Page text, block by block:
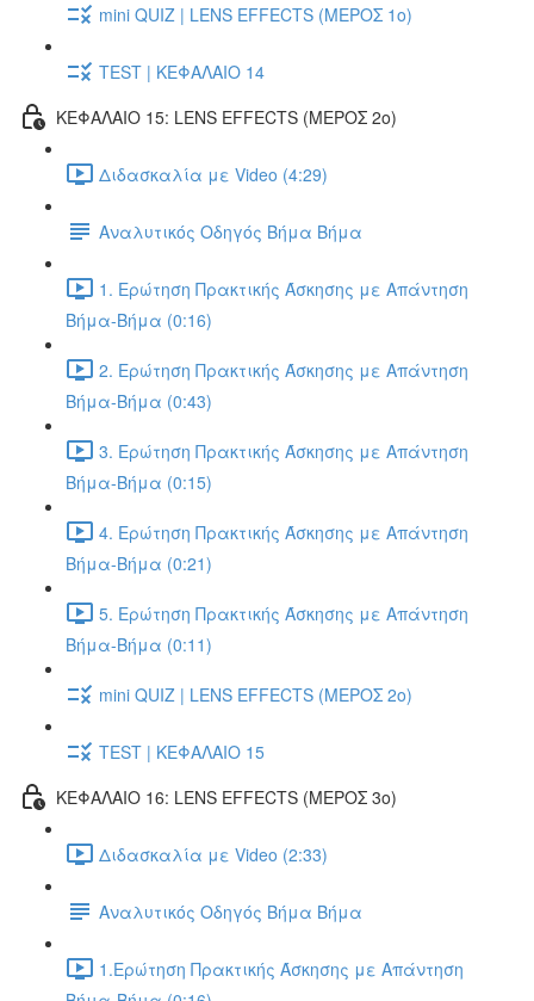
mini QUIZ | LENS EFFECTS (ΜΕΡΟΣ 1ο)
TEST | ΚΕΦΑΛΑΙΟ 14
ΚΕΦΑΛΑΙΟ 15: LENS EFFECTS (ΜΕΡΟΣ 2o)
Διδασκαλία με Video (4:29)
Αναλυτικός Οδηγός Βήμα Βήμα
1. Ερώτηση Πρακτικής Άσκησης με Απάντηση
Βήμα-Βήμα (0:16)
2. Ερώτηση Πρακτικής Άσκησης με Απάντηση
Βήμα-Βήμα (0:43)
3. Ερώτηση Πρακτικής Άσκησης με Απάντηση
Βήμα-Βήμα (0:15)
4. Ερώτηση Πρακτικής Άσκησης με Απάντηση
Βήμα-Βήμα (0:21)
5. Ερώτηση Πρακτικής Άσκησης με Απάντηση
Βήμα-Βήμα (0:11)
mini QUIZ | LENS EFFECTS (ΜΕΡΟΣ 2o)
TEST | ΚΕΦΑΛΑΙΟ 15
ΚΕΦΑΛΑΙΟ 16: LENS EFFECTS (ΜΕΡΟΣ 3o)
Διδασκαλία με Video (2:33)
Αναλυτικός Οδηγός Βήμα Βήμα
1.Ερώτηση Πρακτικής Άσκησης με Απάντηση